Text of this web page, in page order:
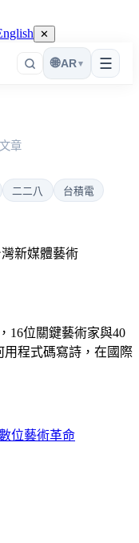
✕
☰
🌐AR▾
章
二二八
台積電
灣新媒體藝術
16位關鍵藝術家與40
程式碼寫詩，在國際
位藝術革命